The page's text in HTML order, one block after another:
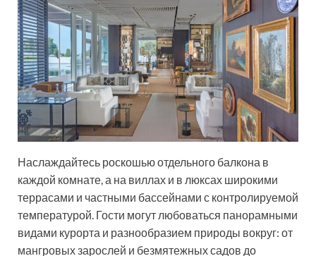
Наслаждайтесь роскошью отдельного балкона в
каждой комнате, а на виллах и в люксах широкими
террасами и частными бассейнами с контролируемой
температурой. Гости могут любоваться панорамными
видами курорта и разнообразием природы вокруг: от
мангровых зарослей и безмятежных садов до